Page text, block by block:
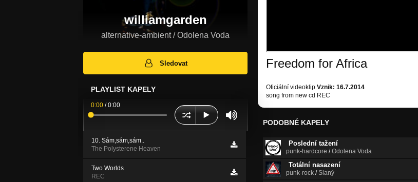
williamgarden
alternative-ambient / Odolena Voda
Sledovat
PLAYLIST KAPELY
0:00 /0:00
10. Sám,sám,sám..
The Polysterene Heaven
Two Worlds
REC
Freedom for Africa
Oficiální videoklip Vznik: 16.7.2014
song from new cd REC
PODOBNÉ KAPELY
Poslední tažení
punk-hardcore /Odolena Voda
Totální nasazení
punk-rock /Slaný